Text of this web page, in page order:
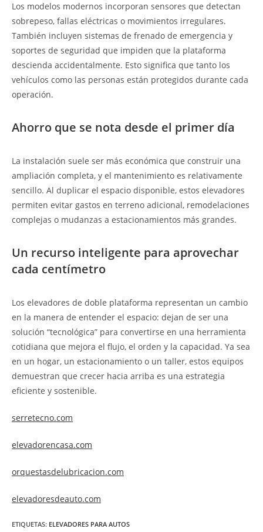
Los modelos modernos incorporan sensores que detectan
sobrepeso, fallas eléctricas o movimientos irregulares.
También incluyen sistemas de frenado de emergencia y
soportes de seguridad que impiden que la plataforma
descienda accidentalmente. Esto significa que tanto los
vehículos como las personas están protegidos durante cada
operación.
Ahorro que se nota desde el primer día
La instalación suele ser más económica que construir una
ampliación completa, y el mantenimiento es relativamente
sencillo. Al duplicar el espacio disponible, estos elevadores
permiten evitar gastos en terreno adicional, remodelaciones
complejas o mudanzas a estacionamientos más grandes.
Un recurso inteligente para aprovechar
cada centímetro
Los elevadores de doble plataforma representan un cambio
en la manera de entender el espacio: dejan de ser una
solución “tecnológica” para convertirse en una herramienta
cotidiana que mejora el flujo, el orden y la capacidad. Ya sea
en un hogar, un estacionamiento o un taller, estos equipos
demuestran que crecer hacia arriba es una estrategia
eficiente y sostenible.
serretecno.com
elevadorencasa.com
orquestasdelubricacion.com
elevadoresdeauto.com
ETIQUETAS: ELEVADORES PARA AUTOS